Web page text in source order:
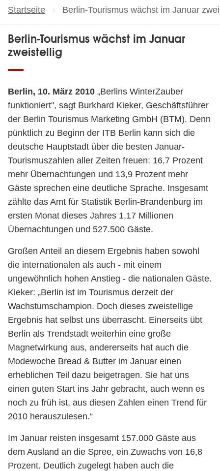
Startseite Aktuelle Seite:
Berlin-Tourismus wächst im Januar
Berlin-Tourismus wächst im Januar
zweistellig
Berlin, 10. März 2010 „Berlins WinterZauber
funktioniert", sagt Burkhard Kieker, Geschäftsführer
der Berlin Tourismus Marketing GmbH (BTM). Denn
pünktlich zu Beginn der ITB Berlin kann sich die
deutsche Hauptstadt über die besten Januar-
Tourismuszahlen aller Zeiten freuen: 16,7 Prozent
mehr Übernachtungen und 13,9 Prozent mehr
Gäste sprechen eine deutliche Sprache. Insgesamt
zählte das Amt für Statistik Berlin-Brandenburg im
ersten Monat dieses Jahres 1,17 Millionen
Übernachtungen und 527.500 Gäste.
Großen Anteil an diesem Ergebnis haben sowohl
die internationalen als auch - mit einem
ungewöhnlich hohen Anstieg - die nationalen Gäste.
Kieker: „Berlin ist im Tourismus derzeit der
Wachstumschampion. Doch dieses zweistellige
Ergebnis hat selbst uns überrascht. Einerseits übt
Berlin als Trendstadt weiterhin eine große
Magnetwirkung aus, andererseits hat auch die
Modewoche Bread & Butter im Januar einen
erheblichen Teil dazu beigetragen. Sie hat uns
einen guten Start ins Jahr gebracht, auch wenn es
noch zu früh ist, aus diesen Zahlen einen Trend für
2010 herauszulesen.“
Im Januar reisten insgesamt 157.000 Gäste aus
dem Ausland an die Spree, ein Zuwachs von 16,8
Prozent. Deutlich zugelegt haben auch die